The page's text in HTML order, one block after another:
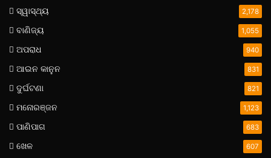
ସ୍ୱାସ୍ଥ୍ୟ 2,178
ବାଣିଜ୍ୟ 1,055
ଅପରାଧ 940
ଆଇନ କାନୁନ 831
ଦୁର୍ଘଟଣା 821
ମନୋରଞ୍ଜନ 1,123
ପାଣିପାଗ 683
ଖେଳ 607